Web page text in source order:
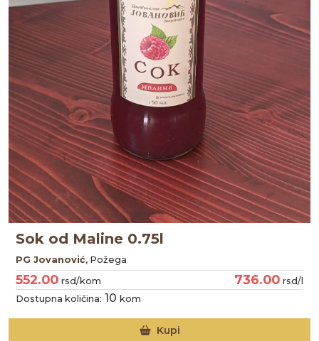
Sok od Maline 0.75l
PG Jovanović, Požega
552.00 rsd/kom 736.00 rsd/l
Dostupna količina: 10 kom
Kupi